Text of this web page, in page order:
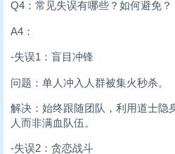
Q4：常见失误有哪些？如何避免？
A4：
-失误1：盲目冲锋
问题：单人冲入人群被集火秒杀。
解决：始终跟随团队，利用道士隐
人而非满血队伍。
-失误2：贪恋战斗